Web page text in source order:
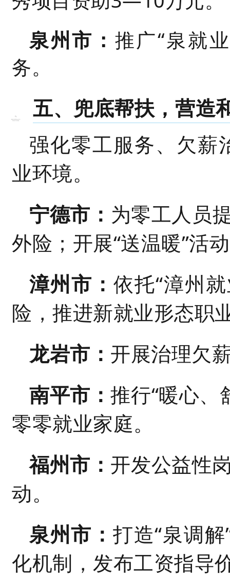
泉州市： 推广“泉就
务。
五、兜底帮扶，营造
强化零工服务、欠薪
业环境。
宁德市： 为零工人员
外险；开展“送温暖”活
漳州市：依托“漳州
险，推进新就业形态职
龙岩市： 开展治理欠
南平市：推行“暖心、
零零就业家庭。
福州市： 开发公益性
动。
泉州市： 打造“泉调
化机制，发布工资指导